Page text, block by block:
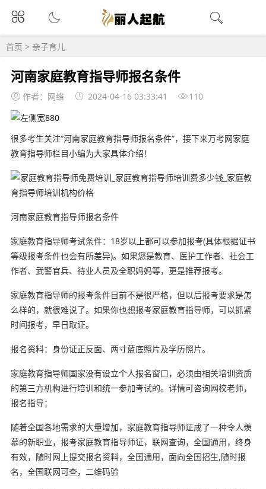
首页 > 亲子育儿
河南家庭教育指导师报名条件
作者：网络 2024-04-16 03:33:41 110
很多考生关注“河南家庭教育指导师报名条件”，接下来万考网家庭
教育指导师栏目小编为大家具体介绍！
河南家庭教育指导师报名条件
家庭教育指导师考试条件：18岁以上都可以参加报考(具体根据证书
等级报考条件也会有所差异)。如果您是教育、医护工作者、社会工
作者、武警官兵、待业人员及全职妈妈等，更是推荐报考。
家庭教育指导师的报考条件目前不是很严格，但以后报考要求是怎
么样的，就很难说了。如果你也想报考家庭教育指导师，可以抓紧
时间报考，早日取证。
报名资料：身份证正反面、两寸蓝底照片及学历照片。
家庭教育指导师国家没有设立个人报名窗口，必须由相关培训资质
的第三方机构进行培训和统一参加考试的。详情可咨询网校老师，
报名指导：
随着全国各地需求的大量增加，家庭教育指导师证成了一种令人羡
慕的新职业，报考家庭教育指导师证，联网查询，全国通用，终身
有效，随时网上提交报名资料，全国通用，面向全国招生,随时报
名，全国联网可查，二维码验